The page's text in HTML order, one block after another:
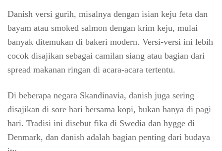
Danish versi gurih, misalnya dengan isian keju feta dan
bayam atau smoked salmon dengan krim keju, mulai
banyak ditemukan di bakeri modern. Versi-versi ini lebih
cocok disajikan sebagai camilan siang atau bagian dari
spread makanan ringan di acara-acara tertentu.
Di beberapa negara Skandinavia, danish juga sering
disajikan di sore hari bersama kopi, bukan hanya di pagi
hari. Tradisi ini disebut fika di Swedia dan hygge di
Denmark, dan danish adalah bagian penting dari budaya